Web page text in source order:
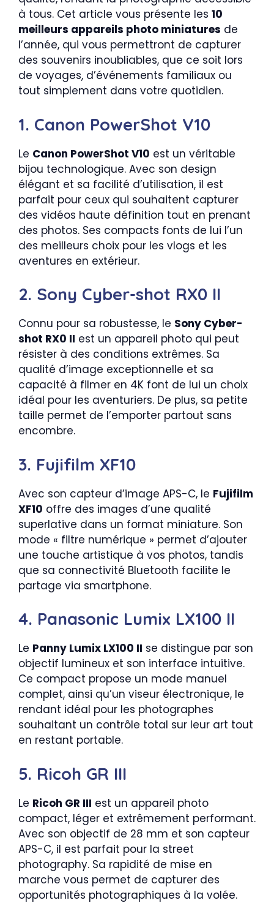
à tous. Cet article vous présente les 10
meilleurs appareils photo miniatures de
l’année, qui vous permettront de capturer
des souvenirs inoubliables, que ce soit lors
de voyages, d’événements familiaux ou
tout simplement dans votre quotidien.
1. Canon PowerShot V10
Le Canon PowerShot V10 est un véritable
bijou technologique. Avec son design
élégant et sa facilité d’utilisation, il est
parfait pour ceux qui souhaitent capturer
des vidéos haute définition tout en prenant
des photos. Ses compacts fonts de lui l’un
des meilleurs choix pour les vlogs et les
aventures en extérieur.
2. Sony Cyber-shot RX0 II
Connu pour sa robustesse, le Sony Cyber-
shot RX0 II est un appareil photo qui peut
résister à des conditions extrêmes. Sa
qualité d’image exceptionnelle et sa
capacité à filmer en 4K font de lui un choix
idéal pour les aventuriers. De plus, sa petite
taille permet de l’emporter partout sans
encombre.
3. Fujifilm XF10
Avec son capteur d’image APS-C, le Fujifilm
XF10 offre des images d’une qualité
superlative dans un format miniature. Son
mode « filtre numérique » permet d’ajouter
une touche artistique à vos photos, tandis
que sa connectivité Bluetooth facilite le
partage via smartphone.
4. Panasonic Lumix LX100 II
Le Panny Lumix LX100 II se distingue par son
objectif lumineux et son interface intuitive.
Ce compact propose un mode manuel
complet, ainsi qu’un viseur électronique, le
rendant idéal pour les photographes
souhaitant un contrôle total sur leur art tout
en restant portable.
5. Ricoh GR III
Le Ricoh GR III est un appareil photo
compact, léger et extrêmement performant.
Avec son objectif de 28 mm et son capteur
APS-C, il est parfait pour la street
photography. Sa rapidité de mise en
marche vous permet de capturer des
opportunités photographiques à la volée.